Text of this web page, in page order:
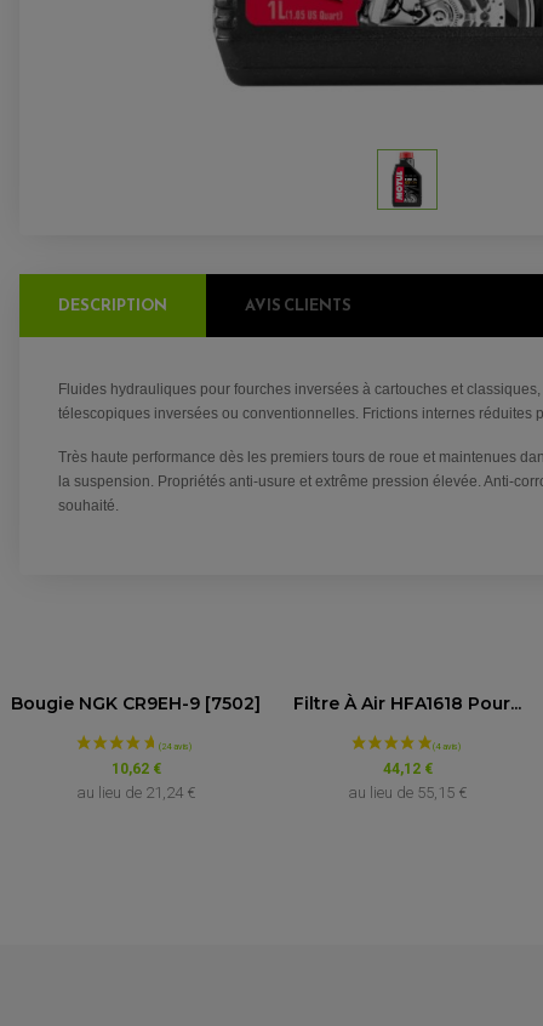
DESCRIPTION AVIS CLIENTS
Fluides hydrauliques pour fourches inversées à cartouches et
télescopiques inversées ou conventionnelles. Frictions internes
Très haute performance dès les premiers tours de roue et maintenues
la suspension. Propriétés anti-usure et extrême pression élevée. Anti-
souhaité.
Avis soumis à un contrôle
Bougie NGK CR9EH-9 [7502]
10,62 €
au lieu de 21,24 €
Filtre À Air HFA1618 Pour...
44,12 €
au lieu de 55,15 €